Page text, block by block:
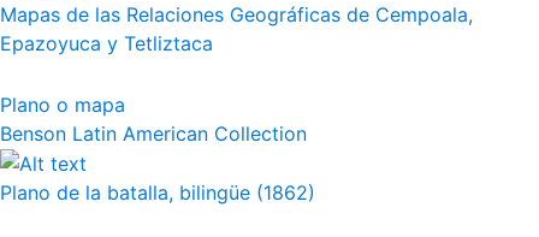
Mapas de las Relaciones Geográficas de Cempoala,
Epazoyuca y Tetliztaca
Plano o mapa
Benson Latin American Collection
Plano de la batalla, bilingüe (1862)